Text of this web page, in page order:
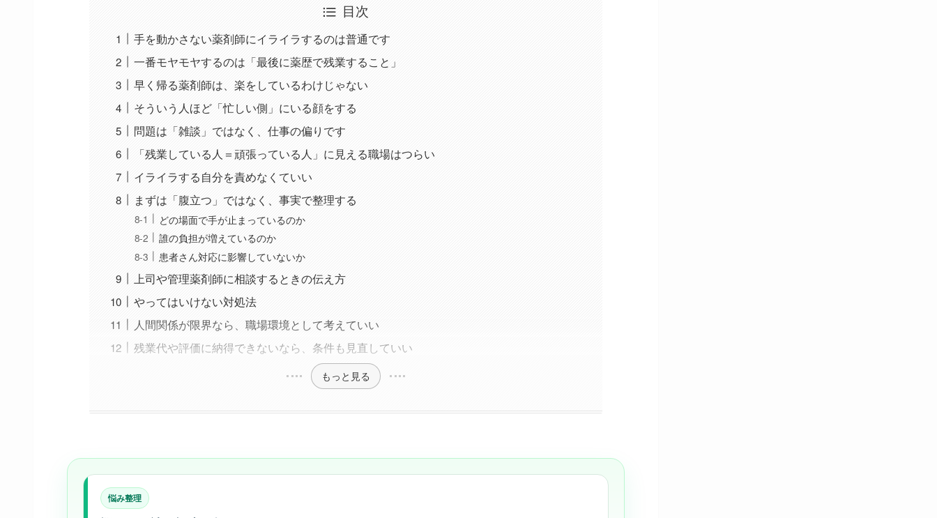
目次
手を動かさない薬剤師にイライラするのは普通です
一番モヤモヤするのは「最後に薬歴で残業すること」
早く帰る薬剤師は、楽をしているわけじゃない
そういう人ほど「忙しい側」にいる顔をする
問題は「雑談」ではなく、仕事の偏りです
「残業している人＝頑張っている人」に見える職場はつらい
イライラする自分を責めなくていい
まずは「腹立つ」ではなく、事実で整理する
どの場面で手が止まっているのか
誰の負担が増えているのか
患者さん対応に影響していないか
上司や管理薬剤師に相談するときの伝え方
やってはいけない対処法
人間関係が限界なら、職場環境として考えていい
残業代や評価に納得できないなら、条件も見直していい
もっと見る
悩み整理